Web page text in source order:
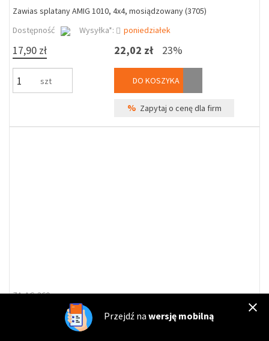
Zawias splatany AMIG 1010, 4x4, mosiądzowany (3705)
Dostępność
Wysyłka*: poniedziałek
17,90 zł
szt
22,02 zł 23%
DO KOSZYKA
% Zapytaj o cenę dla firm
ZA-AG-360
Zawias mosiężny łamany ozdobny do drzwi z przylgą AMIG 1207,
120, lewy kwadrat, mosiądz lakierowany (5935)
Przejdź na wersję mobilną